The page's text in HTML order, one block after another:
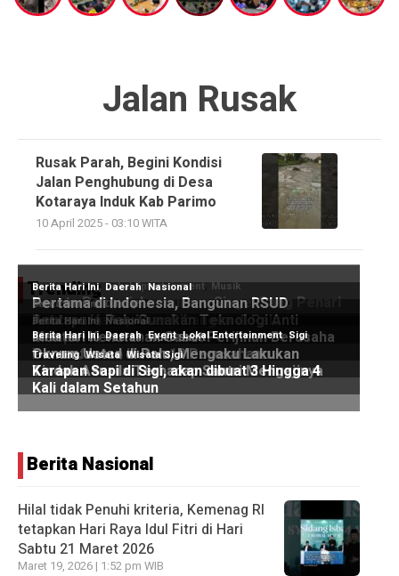
Jalan Rusak
Rusak Parah, Begini Kondisi
Jalan Penghubung di Desa
Kotaraya Induk Kab Parimo
10 April 2025 - 03:10 WITA
Trending
Berita Nasional
Hilal tidak Penuhi kriteria, Kemenag RI
tetapkan Hari Raya Idul Fitri di Hari
Sabtu 21 Maret 2026
Maret 19, 2026 | 1:52 pm WIB